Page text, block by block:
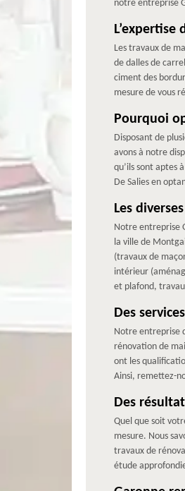
notre entreprise
Les travaux de
de dalles de
ciment des
mesure de vous
Pourquoi
Disposant de
avons à notre
qu’ils sont aptes
De Salies en
Les
Notre entreprise
la ville de
(travaux de
intérieur
et plafond,
Des
Notre entreprise
rénovation de
ont les
Ainsi, remettez-
Des
Quel que soit
mesure. Nous
travaux de
étude